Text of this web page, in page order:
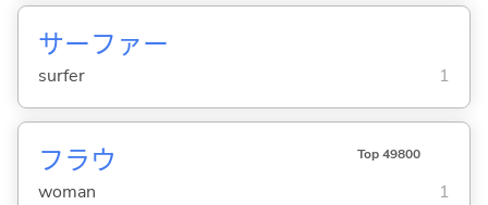
サーファー
surfer 1
フラウ Top 49800
woman 1